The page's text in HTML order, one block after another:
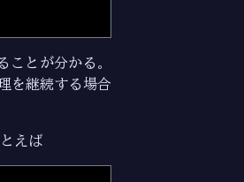
とが分かる。
を継続する場合
えば